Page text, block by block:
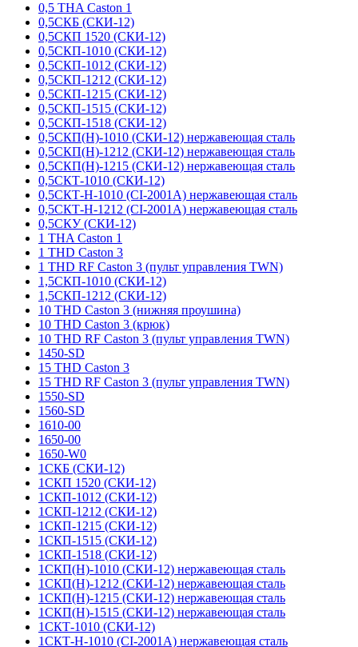
0,5 THA Caston 1
0,5СКБ (СКИ-12)
0,5СКП 1520 (СКИ-12)
0,5СКП-1010 (СКИ-12)
0,5СКП-1012 (СКИ-12)
0,5СКП-1212 (СКИ-12)
0,5СКП-1215 (СКИ-12)
0,5СКП-1515 (СКИ-12)
0,5СКП-1518 (СКИ-12)
0,5СКП(Н)-1010 (СКИ-12) нержавеющая сталь
0,5СКП(Н)-1212 (СКИ-12) нержавеющая сталь
0,5СКП(Н)-1215 (СКИ-12) нержавеющая сталь
0,5СКТ-1010 (СКИ-12)
0,5СКТ-Н-1010 (CI-2001A) нержавеющая сталь
0,5СКТ-Н-1212 (CI-2001A) нержавеющая сталь
0,5СКУ (СКИ-12)
1 THA Caston 1
1 THD Caston 3
1 THD RF Caston 3 (пульт управления TWN)
1,5СКП-1010 (СКИ-12)
1,5СКП-1212 (СКИ-12)
10 THD Caston 3 (нижняя проушина)
10 THD Caston 3 (крюк)
10 THD RF Caston 3 (пульт управления TWN)
1450-SD
15 THD Caston 3
15 THD RF Caston 3 (пульт управления TWN)
1550-SD
1560-SD
1610-00
1650-00
1650-W0
1СКБ (СКИ-12)
1СКП 1520 (СКИ-12)
1СКП-1012 (СКИ-12)
1СКП-1212 (СКИ-12)
1СКП-1215 (СКИ-12)
1СКП-1515 (СКИ-12)
1СКП-1518 (СКИ-12)
1СКП(Н)-1010 (СКИ-12) нержавеющая сталь
1СКП(Н)-1212 (СКИ-12) нержавеющая сталь
1СКП(Н)-1215 (СКИ-12) нержавеющая сталь
1СКП(Н)-1515 (СКИ-12) нержавеющая сталь
1СКТ-1010 (СКИ-12)
1СКТ-Н-1010 (CI-2001A) нержавеющая сталь